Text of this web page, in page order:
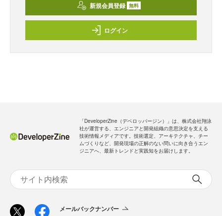
新規会員登録 無料
ログイン
「DeveloperZine（デベロッパージン）」は、株式会社翔泳
社が運営する、エンジニアと開発組織の意思決定を支える
技術情報メディアです。技術選定、アーキテクチャ、チー
ムづくりなど、開発現場の正解のない問いに向き合うエン
ジニアへ、最新トレンドと実践知をお届けします。
メールバックナンバー